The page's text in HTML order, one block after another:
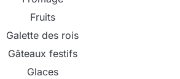
Fruits
Galette des rois
Gâteaux festifs
Glaces